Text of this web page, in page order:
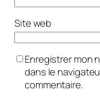
Site web
Enregistrer mon
dans le
commentaire.